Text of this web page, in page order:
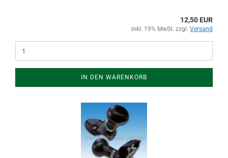
12,50 EUR
inkl. 19% MwSt. zzgl. Versand
IN DEN WARENKORB